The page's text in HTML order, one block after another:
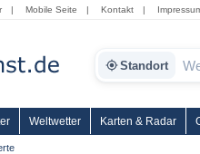
| Mobile Seite | Kontakt |
Standort
Weltwetter Karten & Radar